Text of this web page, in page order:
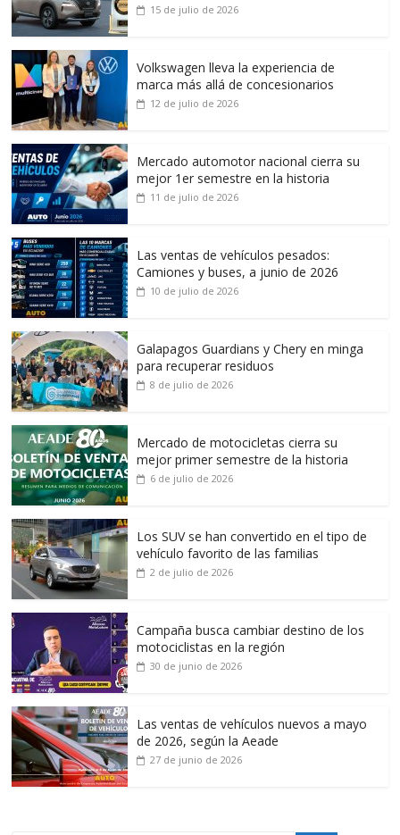
15 de julio de 2026
Volkswagen lleva la experiencia de
marca más allá de concesionarios
12 de julio de 2026
Mercado automotor nacional cierra su
mejor 1er semestre en la historia
11 de julio de 2026
Las ventas de vehículos pesados:
Camiones y buses, a junio de 2026
10 de julio de 2026
Galapagos Guardians y Chery en minga
para recuperar residuos
8 de julio de 2026
Mercado de motocicletas cierra su
mejor primer semestre de la historia
6 de julio de 2026
Los SUV se han convertido en el tipo de
vehículo favorito de las familias
2 de julio de 2026
Campaña busca cambiar destino de los
motociclistas en la región
30 de junio de 2026
Las ventas de vehículos nuevos a mayo
de 2026, según la Aeade
27 de junio de 2026